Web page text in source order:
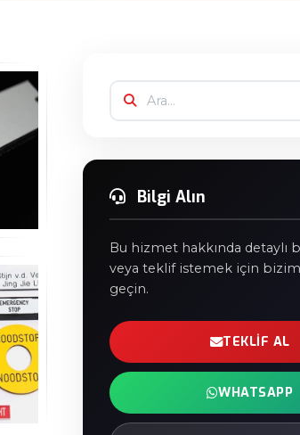
Bilgi Alın
Bu hizmet hakkında detaylı
veya teklif istemek için
geçin.
TEKLIF AL
WHATSAPP